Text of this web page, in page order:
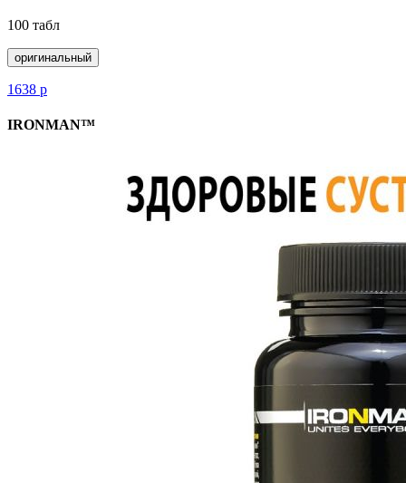
100 табл
оригинальный
1638 р
IRONMAN™